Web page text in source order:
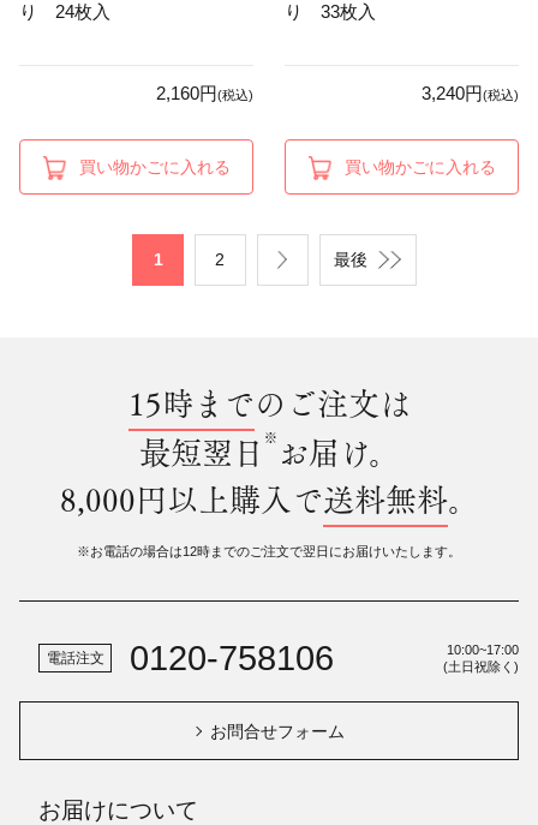
り 24枚入
2,160円(税込)
買い物かごに入れる
り 33枚入
3,240円(税込)
買い物かごに入れる
1 2 最後
15時までのご注文は
最短翌日 ※ お届け。
8,000円以上購入で送料無料。
※お電話の場合は12時までのご注文で翌日にお届けいたします。
電話注文 0120-758106
10:00~17:00
(土日祝除く)
お問合せフォーム
お届けについて